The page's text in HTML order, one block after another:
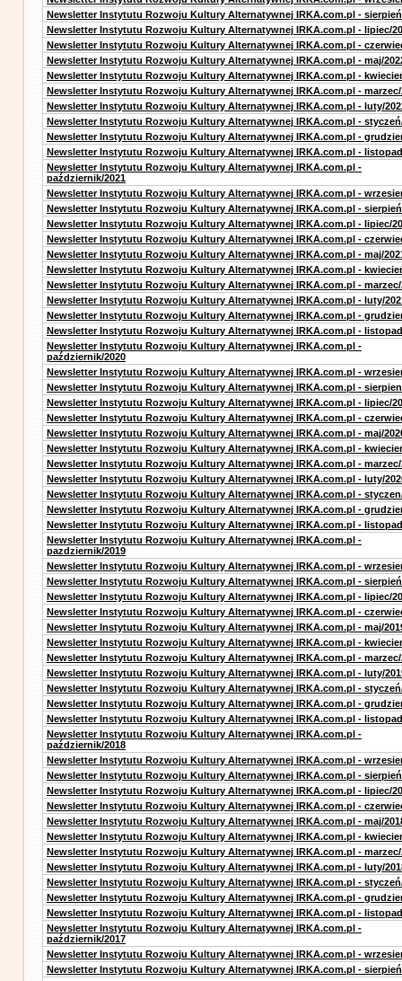
Newsletter Instytutu Rozwoju Kultury Alternatywnej IRKA.com.pl -
Newsletter Instytutu Rozwoju Kultury Alternatywnej IRKA.com.pl - lipiec/
Newsletter Instytutu Rozwoju Kultury Alternatywnej IRKA.com.pl -
Newsletter Instytutu Rozwoju Kultury Alternatywnej IRKA.com.pl - maj/
Newsletter Instytutu Rozwoju Kultury Alternatywnej IRKA.com.pl -
Newsletter Instytutu Rozwoju Kultury Alternatywnej IRKA.com.pl - marzec/
Newsletter Instytutu Rozwoju Kultury Alternatywnej IRKA.com.pl - luty/
Newsletter Instytutu Rozwoju Kultury Alternatywnej IRKA.com.pl -
Newsletter Instytutu Rozwoju Kultury Alternatywnej IRKA.com.pl -
Newsletter Instytutu Rozwoju Kultury Alternatywnej IRKA.com.pl -
Newsletter Instytutu Rozwoju Kultury Alternatywnej IRKA.com.pl -
październik/2021
Newsletter Instytutu Rozwoju Kultury Alternatywnej IRKA.com.pl -
Newsletter Instytutu Rozwoju Kultury Alternatywnej IRKA.com.pl -
Newsletter Instytutu Rozwoju Kultury Alternatywnej IRKA.com.pl - lipiec/
Newsletter Instytutu Rozwoju Kultury Alternatywnej IRKA.com.pl -
Newsletter Instytutu Rozwoju Kultury Alternatywnej IRKA.com.pl - maj/
Newsletter Instytutu Rozwoju Kultury Alternatywnej IRKA.com.pl -
Newsletter Instytutu Rozwoju Kultury Alternatywnej IRKA.com.pl - marzec/
Newsletter Instytutu Rozwoju Kultury Alternatywnej IRKA.com.pl - luty/
Newsletter Instytutu Rozwoju Kultury Alternatywnej IRKA.com.pl -
Newsletter Instytutu Rozwoju Kultury Alternatywnej IRKA.com.pl -
Newsletter Instytutu Rozwoju Kultury Alternatywnej IRKA.com.pl -
październik/2020
Newsletter Instytutu Rozwoju Kultury Alternatywnej IRKA.com.pl -
Newsletter Instytutu Rozwoju Kultury Alternatywnej IRKA.com.pl -
Newsletter Instytutu Rozwoju Kultury Alternatywnej IRKA.com.pl - lipiec/
Newsletter Instytutu Rozwoju Kultury Alternatywnej IRKA.com.pl -
Newsletter Instytutu Rozwoju Kultury Alternatywnej IRKA.com.pl - maj/
Newsletter Instytutu Rozwoju Kultury Alternatywnej IRKA.com.pl -
Newsletter Instytutu Rozwoju Kultury Alternatywnej IRKA.com.pl - marzec/
Newsletter Instytutu Rozwoju Kultury Alternatywnej IRKA.com.pl - luty/
Newsletter Instytutu Rozwoju Kultury Alternatywnej IRKA.com.pl -
Newsletter Instytutu Rozwoju Kultury Alternatywnej IRKA.com.pl -
Newsletter Instytutu Rozwoju Kultury Alternatywnej IRKA.com.pl -
Newsletter Instytutu Rozwoju Kultury Alternatywnej IRKA.com.pl -
pazdziernik/2019
Newsletter Instytutu Rozwoju Kultury Alternatywnej IRKA.com.pl -
Newsletter Instytutu Rozwoju Kultury Alternatywnej IRKA.com.pl -
Newsletter Instytutu Rozwoju Kultury Alternatywnej IRKA.com.pl - lipiec/
Newsletter Instytutu Rozwoju Kultury Alternatywnej IRKA.com.pl -
Newsletter Instytutu Rozwoju Kultury Alternatywnej IRKA.com.pl - maj/
Newsletter Instytutu Rozwoju Kultury Alternatywnej IRKA.com.pl -
Newsletter Instytutu Rozwoju Kultury Alternatywnej IRKA.com.pl - marzec/
Newsletter Instytutu Rozwoju Kultury Alternatywnej IRKA.com.pl - luty/
Newsletter Instytutu Rozwoju Kultury Alternatywnej IRKA.com.pl -
Newsletter Instytutu Rozwoju Kultury Alternatywnej IRKA.com.pl -
Newsletter Instytutu Rozwoju Kultury Alternatywnej IRKA.com.pl -
Newsletter Instytutu Rozwoju Kultury Alternatywnej IRKA.com.pl -
październik/2018
Newsletter Instytutu Rozwoju Kultury Alternatywnej IRKA.com.pl -
Newsletter Instytutu Rozwoju Kultury Alternatywnej IRKA.com.pl -
Newsletter Instytutu Rozwoju Kultury Alternatywnej IRKA.com.pl - lipiec/
Newsletter Instytutu Rozwoju Kultury Alternatywnej IRKA.com.pl -
Newsletter Instytutu Rozwoju Kultury Alternatywnej IRKA.com.pl - maj/
Newsletter Instytutu Rozwoju Kultury Alternatywnej IRKA.com.pl -
Newsletter Instytutu Rozwoju Kultury Alternatywnej IRKA.com.pl - marzec/
Newsletter Instytutu Rozwoju Kultury Alternatywnej IRKA.com.pl - luty/
Newsletter Instytutu Rozwoju Kultury Alternatywnej IRKA.com.pl -
Newsletter Instytutu Rozwoju Kultury Alternatywnej IRKA.com.pl -
Newsletter Instytutu Rozwoju Kultury Alternatywnej IRKA.com.pl -
Newsletter Instytutu Rozwoju Kultury Alternatywnej IRKA.com.pl -
październik/2017
Newsletter Instytutu Rozwoju Kultury Alternatywnej IRKA.com.pl -
Newsletter Instytutu Rozwoju Kultury Alternatywnej IRKA.com.pl -